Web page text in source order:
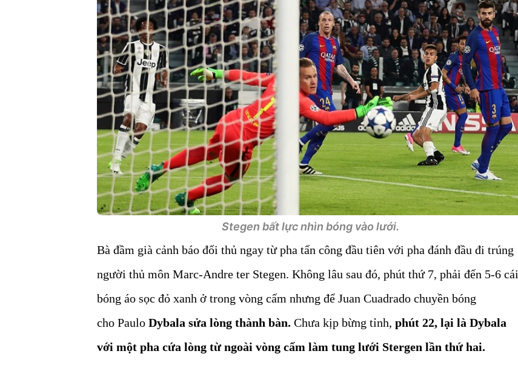
Stegen bất lực nhìn bóng vào lưới.
Bà đầm già cảnh báo đối thủ ngay từ pha tấn công đầu tiên với pha đánh đầu đi trúng
người thủ môn Marc-Andre ter Stegen. Không lâu sau đó, phút thứ 7, phải đến 5-6 cái
bóng áo sọc đỏ xanh ở trong vòng cấm nhưng để Juan Cuadrado chuyền bóng
cho Paulo Dybala sửa lòng thành bàn. Chưa kịp bừng tỉnh, phút 22, lại là Dybala
với một pha cứa lòng từ ngoài vòng cấm làm tung lưới Stergen lần thứ hai.